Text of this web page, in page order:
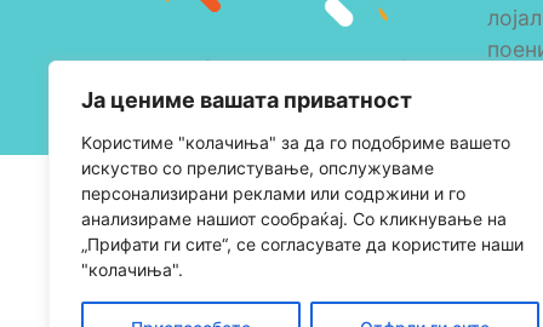
Ја цениме вашата приватност
Kористиме "колачиња" за да го подобриме вашето
искуство со прелистување, опслужуваме
персонализирани реклами или содржини и го
анализираме нашиот сообраќај. Со кликнување на
„Прифати ги сите“, се согласувате да користите наши
"колачиња".
Copyright © 2023 Alkaloid
AD Skopje